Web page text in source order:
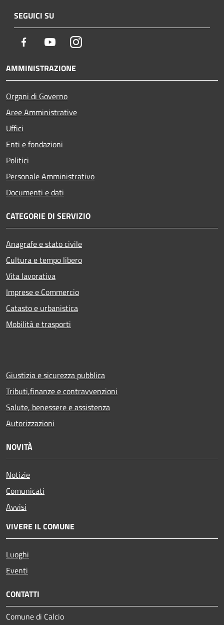
SEGUICI SU
Facebook YoutubeInstagram
AMMINISTRAZIONE
Organi di Governo
Aree Amministrative
Uffici
Enti e fondazioni
Politici
Personale Amministrativo
Documenti e dati
CATEGORIE DI SERVIZIO
Anagrafe e stato civile
Cultura e tempo libero
Vita lavorativa
Imprese e Commercio
Catasto e urbanistica
Mobilità e trasporti
Giustizia e sicurezza pubblica
Tributi,finanze e contravvenzioni
Salute, benessere e assistenza
Autorizzazioni
NOVITÀ
Notizie
Comunicati
Avvisi
VIVERE IL COMUNE
Luoghi
Eventi
CONTATTI
Comune di Calcio